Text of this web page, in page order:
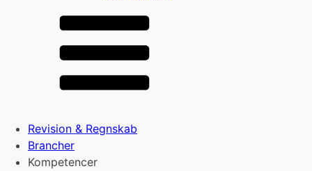
Revision & Regnskab
Brancher
Kompetencer